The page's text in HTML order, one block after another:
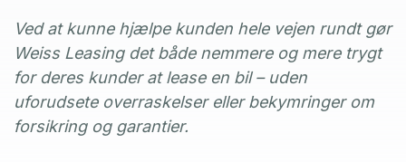
Ved at kunne hjælpe kunden hele vejen rundt gør
Weiss Leasing det både nemmere og mere trygt
for deres kunder at lease en bil – uden
uforudsete overraskelser eller bekymringer om
forsikring og garantier.